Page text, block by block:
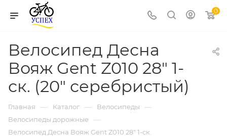
0
Велосипед Десна
Вояж Gent Z010 28" 1-
ск. (20" серебристый)
Главная — Каталог — Велосипеды —
Велосипеды дорожные —
Велосипед Десна Вояж Gent Z010 28" 1-ск.